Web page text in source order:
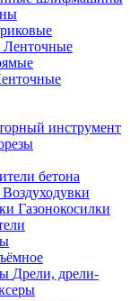
Ленточные
инструмент
бетона
Воздуходувки
Газонокосилки
Дрели, дрели-